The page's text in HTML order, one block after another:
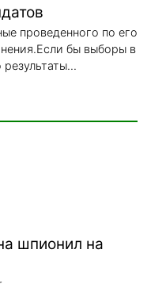
проведенного по его
бы выборы в
шпионил на